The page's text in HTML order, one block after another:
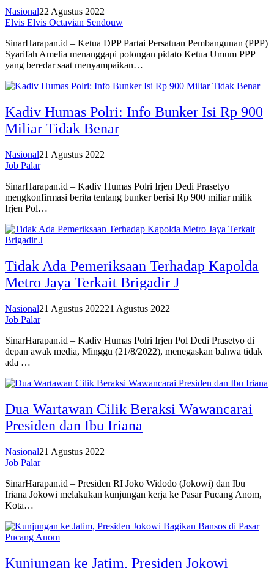
Nasional22 Agustus 2022
Elvis Elvis Octavian Sendouw
SinarHarapan.id – Ketua DPP Partai Persatuan Pembangunan (PPP)
Syarifah Amelia menanggapi potongan pidato Ketua Umum PPP
yang beredar saat menyampaikan…
Kadiv Humas Polri: Info Bunker Isi Rp 900
Miliar Tidak Benar
Nasional21 Agustus 2022
Job Palar
SinarHarapan.id – Kadiv Humas Polri Irjen Dedi Prasetyo
mengkonfirmasi berita tentang bunker berisi Rp 900 miliar milik
Irjen Pol…
Tidak Ada Pemeriksaan Terhadap Kapolda
Metro Jaya Terkait Brigadir J
Nasional21 Agustus 202221 Agustus 2022
Job Palar
SinarHarapan.id – Kadiv Humas Polri Irjen Pol Dedi Prasetyo di
depan awak media, Minggu (21/8/2022), menegaskan bahwa tidak
ada …
Dua Wartawan Cilik Beraksi Wawancarai
Presiden dan Ibu Iriana
Nasional21 Agustus 2022
Job Palar
SinarHarapan.id – Presiden RI Joko Widodo (Jokowi) dan Ibu
Iriana Jokowi melakukan kunjungan kerja ke Pasar Pucang Anom,
Kota…
Kunjungan ke Jatim, Presiden Jokowi